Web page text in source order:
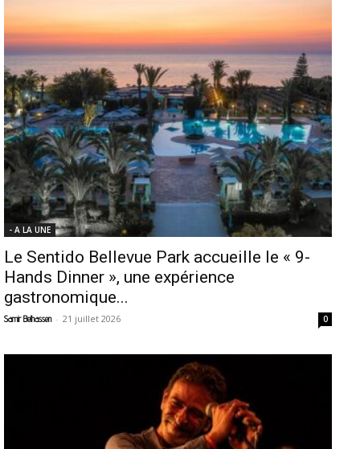
- A LA UNE
Le Sentido Bellevue Park accueille le « 9-
Hands Dinner », une expérience
gastronomique...
Samir Belhassen - 21 juillet 2026 0